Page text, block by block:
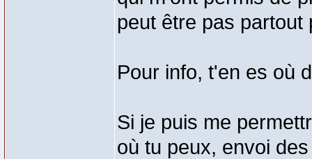
peut être pas partout
Pour info, t'en es où
Si je puis me
où tu peux, envoi